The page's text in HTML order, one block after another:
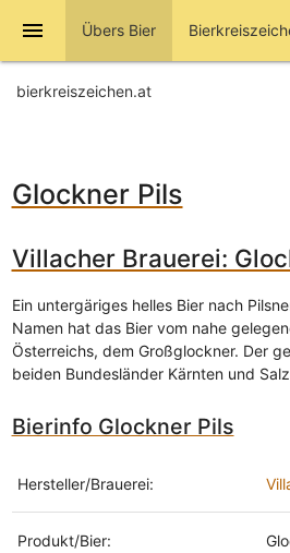
menu Übers Bier
bierkreiszeichen.at
Glockner Pils
Villacher Brauerei:
Ein untergäriges helles Bier nach
Namen hat das Bier vom nahe
Österreichs, dem Großglockner. Der
beiden Bundesländer Kärnten und
Bierinfo Glockner Pils
Hersteller/Brauerei:
Produkt/Bier: